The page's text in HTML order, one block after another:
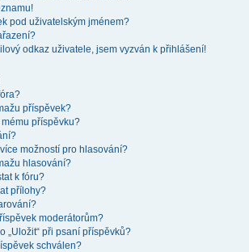
pod uživatelským jménem?
odkaz uživatele, jsem vyzván k přihlášení!
příspěvek?
příspěvku?
možností pro hlasování?
hlasování?
k fóru?
přílohy?
moderátorům?
„Uložit“ při psaní příspěvků?
schválen?